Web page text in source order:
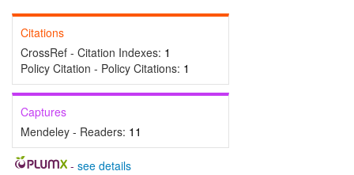
Citations
CrossRef - Citation Indexes: 1
Policy Citation - Policy Citations: 1
Captures
Mendeley - Readers: 11
- see details